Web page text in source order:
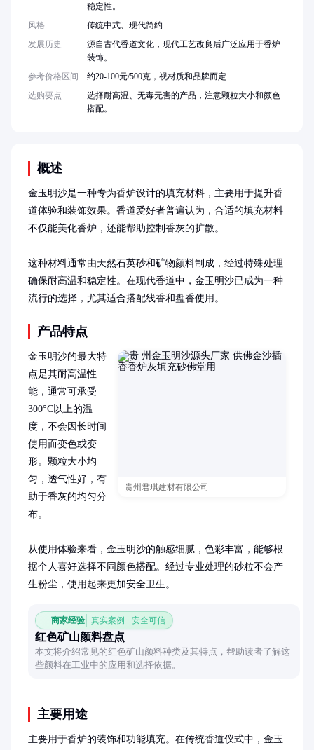
概述
金玉明沙是一种专为香炉设计的填充材料，主要用于提升香
道体验和装饰效果。香道爱好者普遍认为，合适的填充材料
不仅能美化香炉，还能帮助控制香灰的扩散。
这种材料通常由天然石英砂和矿物颜料制成，经过特殊处理
确保耐高温和稳定性。在现代香道中，金玉明沙已成为一种
流行的选择，尤其适合搭配线香和盘香使用。
产品特点
贵州君琪建材有限公司
金玉明沙的最大特
点是其耐高温性
能，通常可承受
300°C以上的温
度，不会因长时间
使用而变色或变
形。颗粒大小均
匀，透气性好，有
助于香灰的均匀分
布。
从使用体验来看，金玉明沙的触感细腻，色彩丰富，能够根
据个人喜好选择不同颜色搭配。经过专业处理的砂粒不会产
生粉尘，使用起来更加安全卫生。
商家经验 真实案例 · 安全可信
红色矿山颜料盘点
本文将介绍常见的红色矿山颜料种类及其特点，帮助读者了解这
些颜料在工业中的应用和选择依据。
主要用途
主要用于香炉的装饰和功能填充。在传统香道仪式中，金玉
稳定性。
风格
传统中式、现代简约
发展历史
源自古代香道文化，现代工艺改良后广泛应用于香炉
装饰。
参考价格区间
约20-100元/500克，视材质和品牌而定
选购要点
选择耐高温、无毒无害的产品，注意颗粒大小和颜色
搭配。